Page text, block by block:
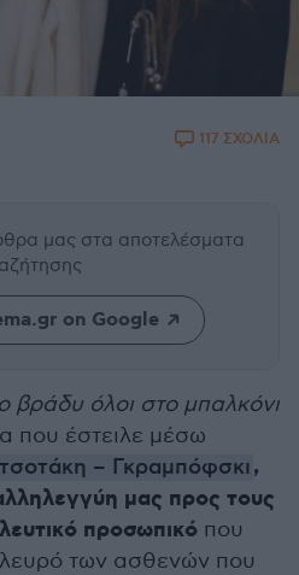
117 ΣΧΟΛΙΑ
μας στα αποτελέσματα
on Google
βράδυ όλοι στο μπαλκόνι
που έστειλε μέσω
– Γκραμπόφσκι,
μας προς τους
προσωπικό που
των ασθενών που